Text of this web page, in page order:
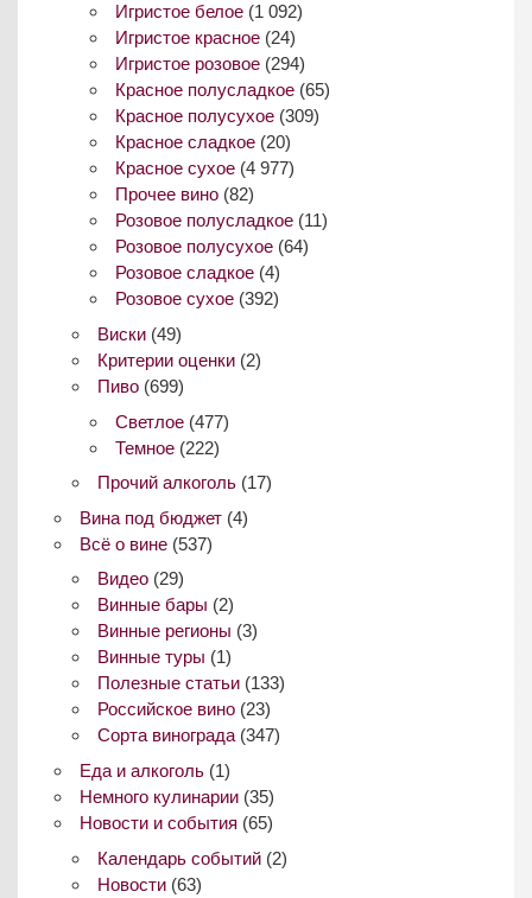
Игристое белое (1 092)
Игристое красное (24)
Игристое розовое (294)
Красное полусладкое (65)
Красное полусухое (309)
Красное сладкое (20)
Красное сухое (4 977)
Прочее вино (82)
Розовое полусладкое (11)
Розовое полусухое (64)
Розовое сладкое (4)
Розовое сухое (392)
Виски(49)
Критерии оценки(2)
Пиво(699)
Светлое (477)
Темное (222)
Прочий алкоголь(17)
Вина под бюджет(4)
Всё о вине(537)
Видео(29)
Винные бары (2)
Винные регионы (3)
Винные туры (1)
Полезные статьи(133)
Российское вино(23)
Сорта винограда(347)
Еда и алкоголь(1)
Немного кулинарии(35)
Новости и события (65)
Календарь событий(2)
Новости(63)